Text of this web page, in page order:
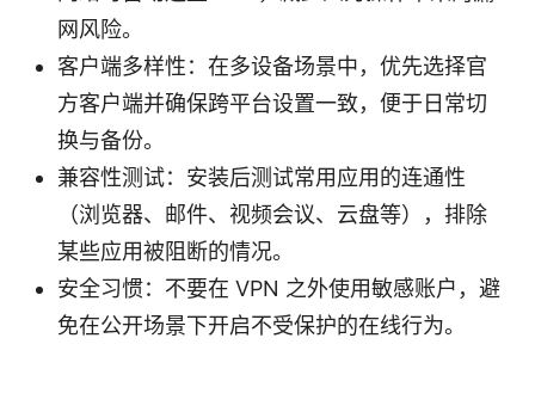
网风险。
客户端多样性：在多设备场景中，优先选择官
方客户端并确保跨平台设置一致，便于日常切
换与备份。
兼容性测试：安装后测试常用应用的连通性
（浏览器、邮件、视频会议、云盘等），排除
某些应用被阻断的情况。
安全习惯：不要在 VPN 之外使用敏感账户，避
免在公开场景下开启不受保护的在线行为。